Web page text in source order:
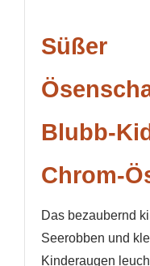
Süßer
Blubb-
Chrom-
Das bezaubernd
Seerobben und
Kinderaugen